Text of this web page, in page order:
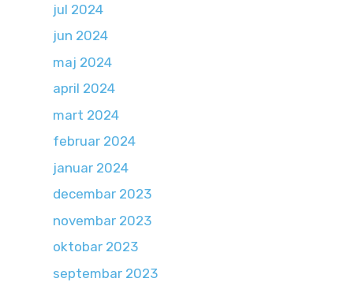
jul 2024
jun 2024
maj 2024
april 2024
mart 2024
februar 2024
januar 2024
decembar 2023
novembar 2023
oktobar 2023
septembar 2023